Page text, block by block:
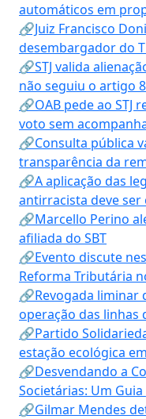
automáticos em
🔗Juiz Francisco
desembargador do
🔗STJ valida
não seguiu o artigo
🔗OAB pede ao STJ
voto sem
🔗Consulta pública
transparência da
🔗A aplicação das
antirracista deve ser
🔗Marcello Perino
afiliada do SBT
🔗Evento discute
Reforma Tributária
🔗Revogada liminar
operação das linhas
🔗Partido
estação ecológica
🔗Desvendando a
Societárias: Um
🔗Gilmar Mendes